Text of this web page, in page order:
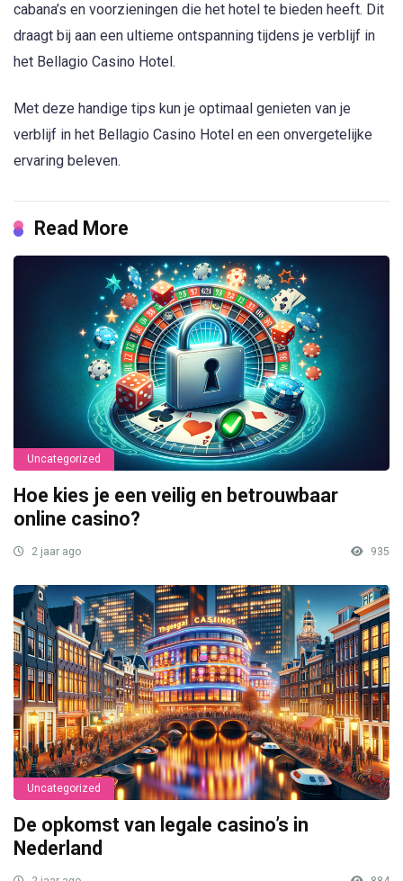
cabana’s en voorzieningen die het hotel te bieden heeft. Dit
draagt bij aan een ultieme ontspanning tijdens je verblijf in
het Bellagio Casino Hotel.
Met deze handige tips kun je optimaal genieten van je
verblijf in het Bellagio Casino Hotel en een onvergetelijke
ervaring beleven.
Read More
Uncategorized
Hoe kies je een veilig en betrouwbaar
online casino?
2 jaar ago 935
Uncategorized
De opkomst van legale casino’s in
Nederland